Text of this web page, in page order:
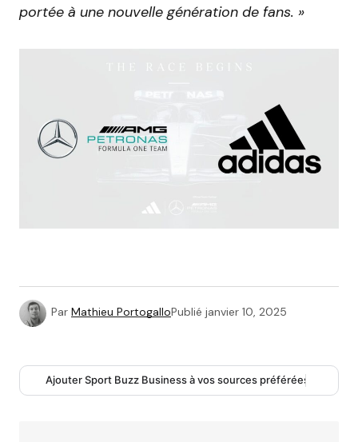
portée à une nouvelle génération de fans. »
Par Mathieu PortogalloPublié janvier 10, 2025
Ajouter Sport Buzz Business à vos sources préférées